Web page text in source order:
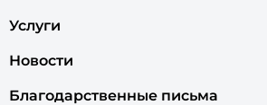
Услуги
Новости
Благодарственные письма